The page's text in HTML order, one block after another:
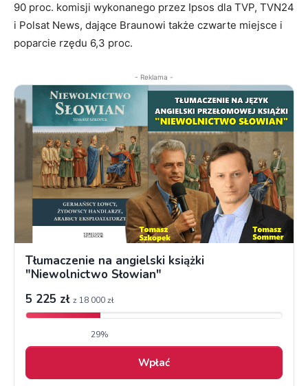
90 proc. komisji wykonanego przez Ipsos dla TVP, TVN24
i Polsat News, dające Braunowi także czwarte miejsce i
poparcie rzędu 6,3 proc.
- Reklama -